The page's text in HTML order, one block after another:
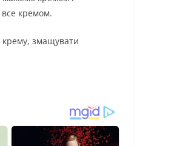
кремом.
крему, змащувати